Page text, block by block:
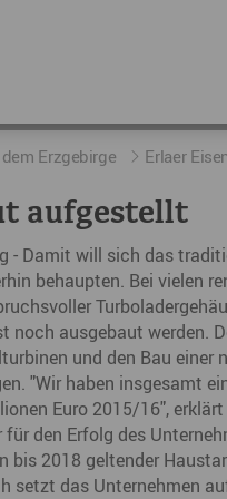
Arbeiten im
Coworking
DER FILM
kurz ERZählt
Erzgebirge Erlaer
aufgestellt
- Damit will sich das
behaupten. Bei vielen
ausgebaut werden.
und den Bau
"Wir haben insgesamt
Euro 2015/16",
den Erfolg des
bis 2018 geltender
das Unternehmen